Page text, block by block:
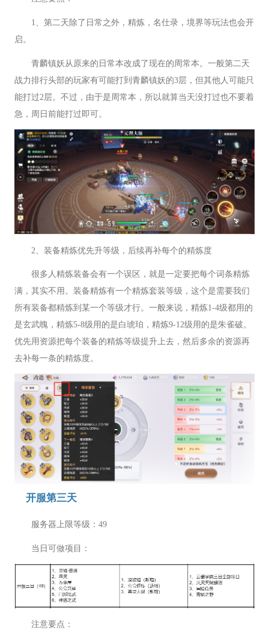
1、第二天除了日常之外，精炼，名仕录，境界等玩法也会开
启。
青麟镇妖从原来的日常本改成了现在的周常本。一般第二天
战力排行头部的玩家有可能打到青麟镇妖的3层，但其他人可能只
能打过2层。不过，由于是周常本，所以就算当天没打过也不要着
急，周日前能打过即可。
2、装备精炼优先升等级，后续再补每个的精炼度
很多人精炼装备会有一个误区，就是一定要把每个词条精炼
满，其实不用。装备精炼有一个精炼套装等级，这个是需要我们
所有装备都精炼到某一个等级才行。一般来说，精炼1-4级都用的
是玄武魄，精炼5-8级用的是白琥珀，精炼9-12级用的是朱雀破。
优先用资源把每个装备的精炼等级提升上去，然后多余的资源再
去补每一条的精炼度。
开服第三天
服务器上限等级：49
当日可做项目：
注意要点：